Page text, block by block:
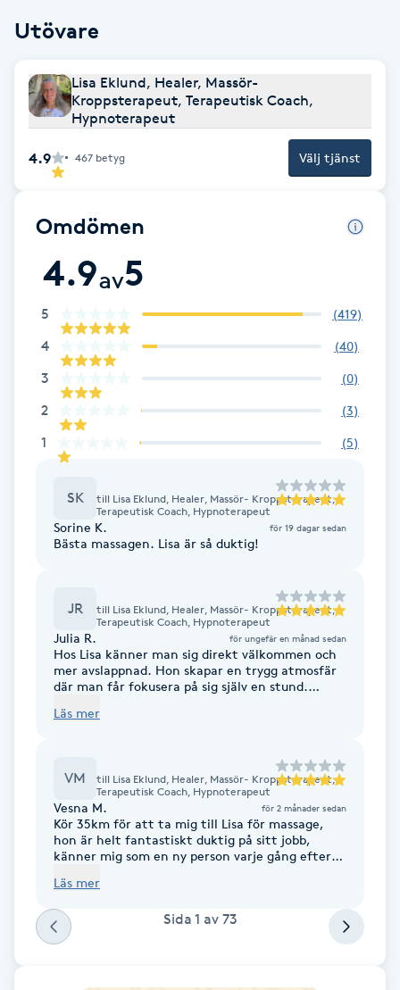
Funktionsanalys
Färgning
Gel naglar
Gelenaglar
Gellack
Gellack med förstärkning
Gravidyoga
Gua Sha-massage
Healing
Herrklippning
Hollywood Peel
Utövare
Lisa Eklund, Healer, Massör-
Kroppsterapeut, Terapeutisk Coach,
Hypnoterapeut
4.9 467 betyg Välj tjänst
Omdömen
4.9av5
5 (419)
4 (40)
3 (0)
2 (3)
1 (5)
SK till Lisa Eklund, Healer, Massör- Kroppsterapeut,
Terapeutisk Coach, Hypnoterapeut
Sorine K. för 19 dagar sedan
Bästa massagen. Lisa är så duktig!
JR till Lisa Eklund, Healer, Massör- Kroppsterapeut,
Terapeutisk Coach, Hypnoterapeut
Julia R. för ungefär en månad sedan
Hos Lisa känner man sig direkt välkommen och
mer avslappnad. Hon skapar en trygg atmosfär
där man får fokusera på sig själv en stund.
lättare i kroppen (och sinnet).
Läs mer
VM till Lisa Eklund, Healer, Massör- Kroppsterapeut,
Terapeutisk Coach, Hypnoterapeut
Vesna M. för 2 månader sedan
Kör 35km för att ta mig till Lisa för massage,
hon är helt fantastiskt duktig på sitt jobb,
känner mig som en ny person varje gång efter
Läs mer
Sida 1 av 73